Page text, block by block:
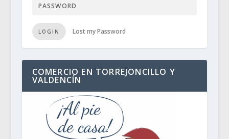
LOGIN Lost my Password
COMERCIO EN TORREJONCILLO Y
VALDENCÍN